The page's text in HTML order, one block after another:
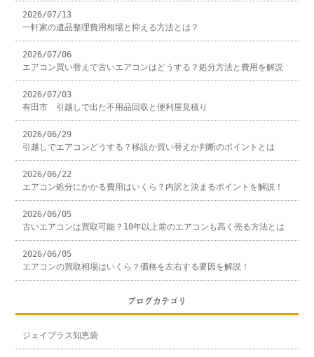
2026/07/13
一軒家の遺品整理費用相場と抑える方法とは？
2026/07/06
エアコン買い替えで古いエアコンはどうする？処分方法と費用を解説
2026/07/03
有田市 引越しで出た不用品回収と便利屋見積り
2026/06/29
引越しでエアコンどうする？移設か買い替えか判断のポイントとは
2026/06/22
エアコン処分にかかる費用はいくら？内訳と決まるポイントを解説！
2026/06/05
古いエアコンは買取可能？10年以上前のエアコンも高く売る方法とは
2026/06/05
エアコンの買取相場はいくら？価格を左右する要因を解説！
ブログカテゴリ
ジェイプラス知恵袋